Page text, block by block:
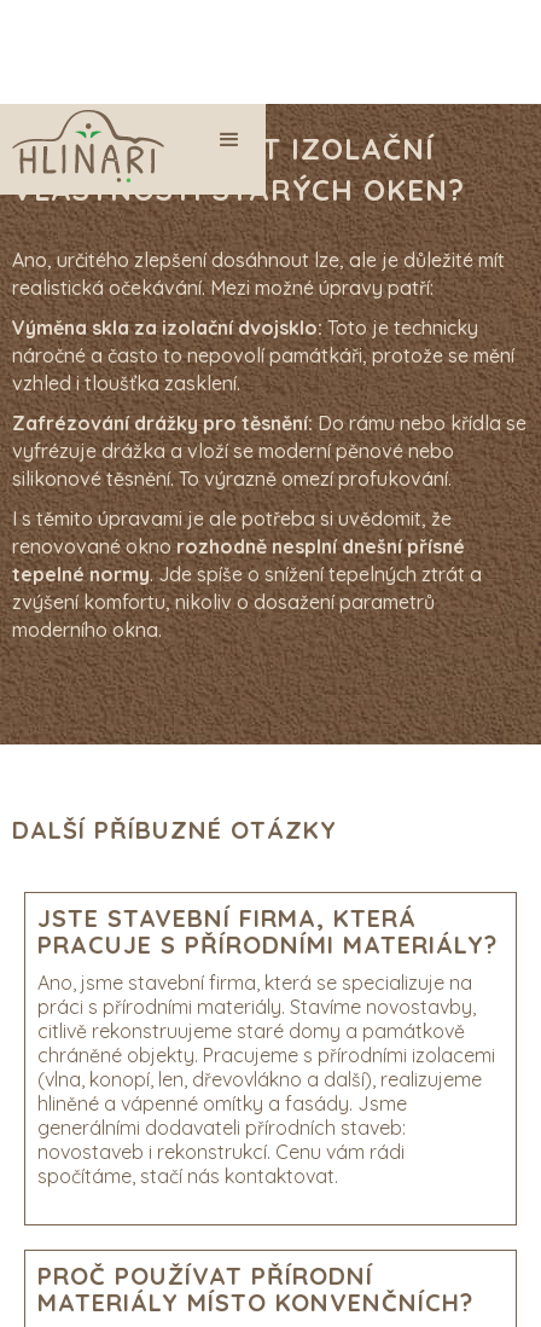
DAJÍ SE VYLEPŠIT IZOLAČNÍ
VLASTNOSTI STARÝCH OKEN?
Ano, určitého zlepšení dosáhnout lze, ale je důležité mít
realistická očekávání. Mezi možné úpravy patří:
Výměna skla za izolační dvojsklo:Toto je technicky
náročné a často to nepovolí památkáři, protože se mění
vzhled i tloušťka zasklení.
Zafrézování drážky pro těsnění: Do rámu nebo křídla se
vyfrézuje drážka a vloží se moderní pěnové nebo
silikonové těsnění. To výrazně omezí profukování.
I s těmito úpravami je ale potřeba si uvědomit, že
renovované oknorozhodně nesplní dnešní přísné
tepelné normy. Jde spíše o snížení tepelných ztrát a
zvýšení komfortu, nikoliv o dosažení parametrů
moderního okna.
DALŠÍ PŘÍBUZNÉ OTÁZKY
JSTE STAVEBNÍ FIRMA, KTERÁ
PRACUJE S PŘÍRODNÍMI MATERIÁLY?
Ano, jsme stavební firma, která se specializuje na
práci s přírodními materiály. Stavíme novostavby,
citlivě rekonstruujeme staré domy a památkově
chráněné objekty. Pracujeme s přírodními izolacemi
(vlna, konopí, len, dřevovlákno a další), realizujeme
hliněné a vápenné omítky a fasády. Jsme
generálními dodavateli přírodních staveb:
novostaveb i rekonstrukcí. Cenu vám rádi
spočítáme, stačí nás kontaktovat.
PROČ POUŽÍVAT PŘÍRODNÍ
MATERIÁLY MÍSTO KONVENČNÍCH?